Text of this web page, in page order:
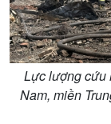
Dòng chảy Kinh
Sức sống hàng
Khởi nghiệp
Tuyên chiến với
thương mại
Lực lượng cứu
Nam, miền